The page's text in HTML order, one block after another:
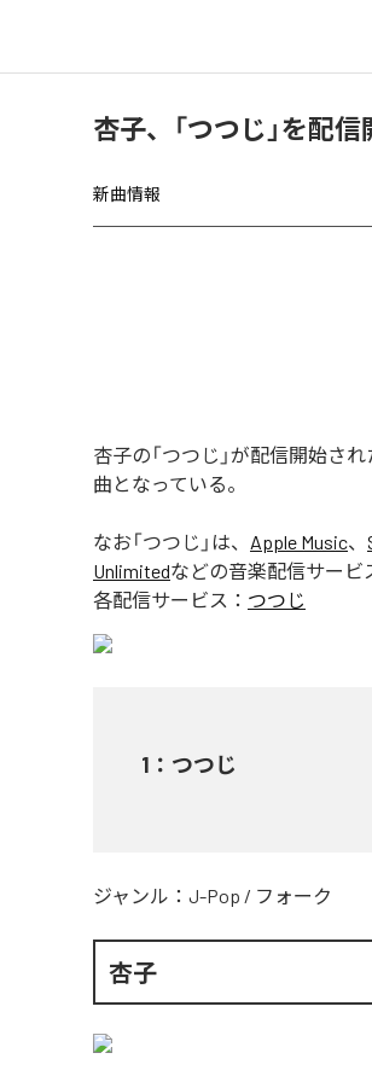
杏子、「つつじ」を配信
新曲情報
杏子の「つつじ」が配信開始さ
曲となっている。
なお「つつじ 」は、 Apple Music、
Unlimitedなどの音楽配信サービ
各配信サービス： つつじ
1 ： つつじ
ジャンル： J-Pop / フォーク
杏子